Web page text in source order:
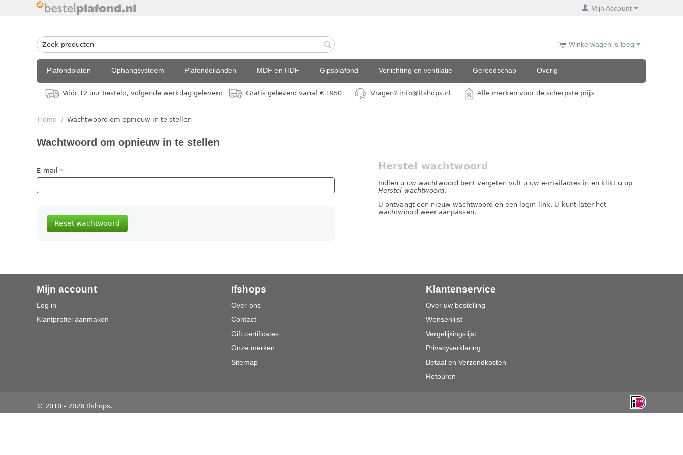
Mijn Account
Winkelwagen is leeg
Plafondplaten Ophangsysteem Plafondeilanden MDF en HDF Gipsplafond Verlichting en ventilatie Gereedschap Overig
Vóór 12 uur besteld, volgende werkdag geleverd Gratis geleverd vanaf € 1950 Vragen? info@ifshops.nl Alle merken voor de scherpste prijs
Home / Wachtwoord om opnieuw in te stellen
Wachtwoord om opnieuw in te stellen
E-mail
Reset wachtwoord
Herstel wachtwoord
Indien u uw wachtwoord bent vergeten vult u uw e-mailadres in en klikt u op
Herstel wachtwoord.
U ontvangt een nieuw wachtwoord en een login-link. U kunt later het
wachtwoord weer aanpassen.
Mijn account
Log in
Klantprofiel aanmaken
Ifshops
Over ons
Contact
Gift certificates
Onze merken
Sitemap
Klantenservice
Over uw bestelling
Wensenlijst
Vergelijkingslijst
Privacyverklaring
Betaal en Verzendkosten
Retouren
© 2010 - 2026 Ifshops.